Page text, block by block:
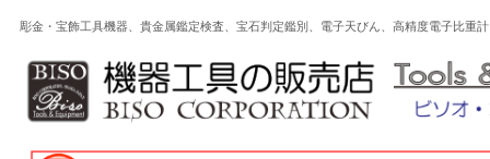
彫金・宝飾工具機器、貴金属鑑定検査、宝石判定鑑別、電子天びん、高精度電子比